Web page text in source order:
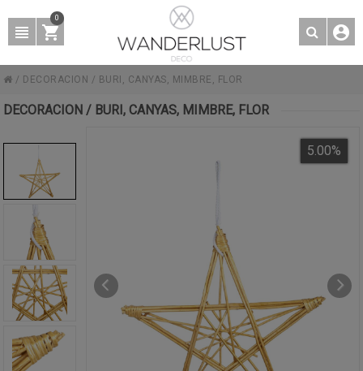
0
/ DECORACION / BURI, CANYAS, MIMBRE, FLOR
DECORACION / BURI, CANYAS, MIMBRE, FLOR
5.00%